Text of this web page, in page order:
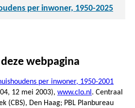
per inwoner, 1950-2025
webpagina
per inwoner, 1950-2001
12 mei 2003), www.clo.nl . Centraal
(CBS), Den Haag; PBL Planbureau